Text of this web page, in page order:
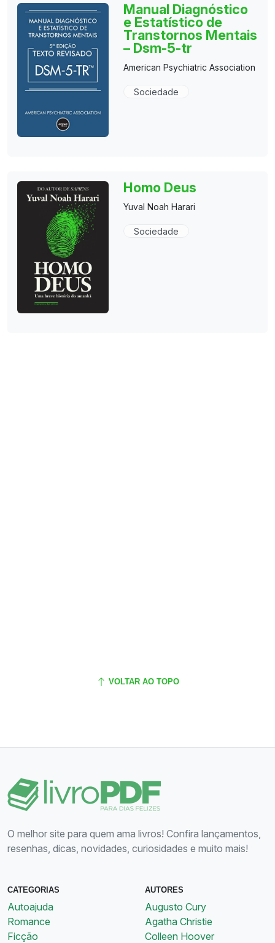
Manual Diagnóstico
e Estatístico de
Transtornos Mentais
– Dsm-5-tr
American Psychiatric Association
Sociedade
Homo Deus
Yuval Noah Harari
Sociedade
VOLTAR AO TOPO
O melhor site para quem ama livros! Confira lançamentos,
resenhas, dicas, novidades, curiosidades e muito mais!
CATEGORIAS
Autoajuda
Romance
Ficção
AUTORES
Augusto Cury
Agatha Christie
Colleen Hoover